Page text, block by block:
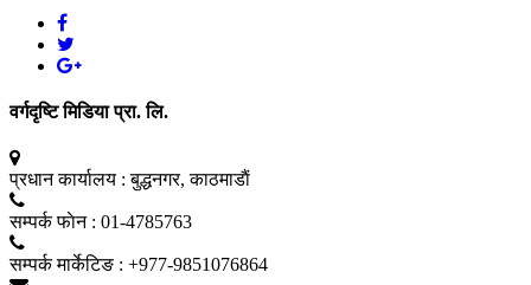
वर्गदृष्टि मिडिया प्रा. लि.
प्रधान कार्यालय : बुद्धनगर, काठमाडाैं
सम्पर्क फाेन : 01-4785763
सम्पर्क मार्केटिङ : +977-9851076864